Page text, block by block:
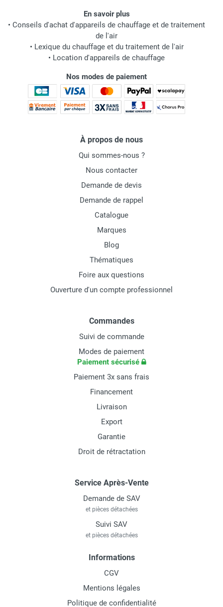
En savoir plus
• Conseils d'achat d'appareils de chauffage et de traitement
de l'air
• Lexique du chauffage et du traitement de l'air
• Location d'appareils de chauffage
Nos modes de paiement
À propos de nous
Qui sommes-nous ?
Nous contacter
Demande de devis
Demande de rappel
Catalogue
Marques
Blog
Thématiques
Foire aux questions
Ouverture d'un compte professionnel
Commandes
Suivi de commande
Modes de paiement
Paiement sécurisé
Paiement 3x sans frais
Financement
Livraison
Export
Garantie
Droit de rétractation
Service Après-Vente
Demande de SAV
et pièces détachées
Suivi SAV
et pièces détachées
Informations
CGV
Mentions légales
Politique de confidentialité